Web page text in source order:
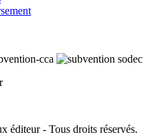
éditeur - Tous droits réservés.